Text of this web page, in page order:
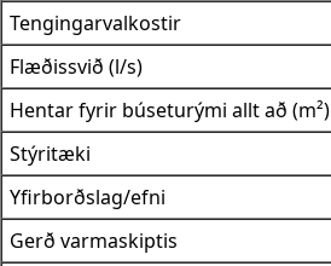
Tengingarvalkostir
Flæðissvið (l/s)
Hentar fyrir búseturými allt að (m²)
Stýritæki
Yfirborðslag/efni
Gerð varmaskiptis